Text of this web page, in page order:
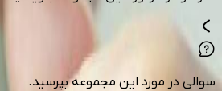
سوالی در مورد این مجموعه بپرسید.